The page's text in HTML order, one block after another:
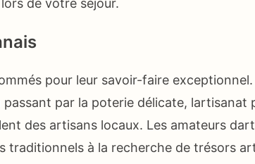
de votre séjour.
pour leur savoir-faire exceptionnel.
par la poterie délicate, lartisanat
des artisans locaux. Les amateurs
traditionnels à la recherche de trésors